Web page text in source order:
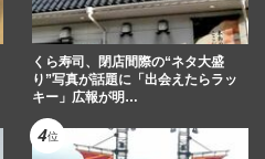
くら寿司、閉店間際の“ネタ大盛
り”写真が話題に「出会えたらラッ
キー」広報が明…